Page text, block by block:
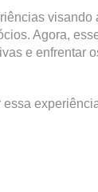
visando
Agora,
e enfrentar